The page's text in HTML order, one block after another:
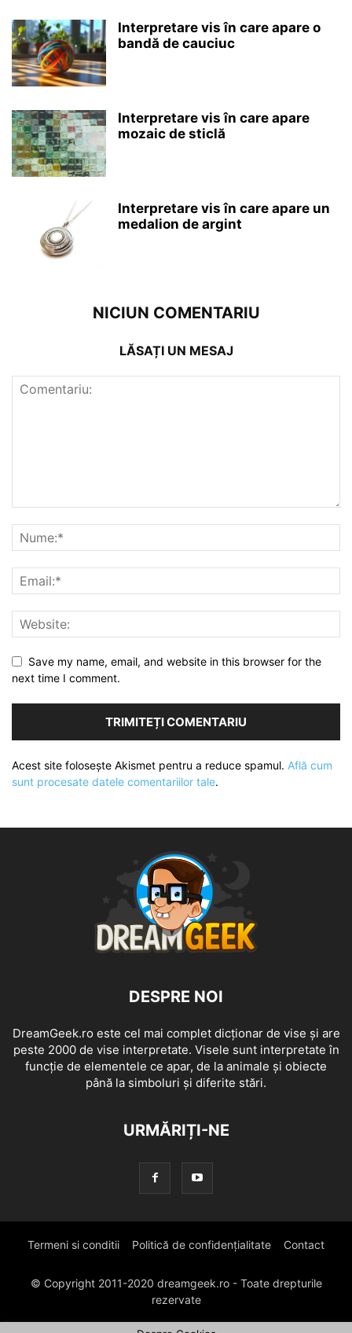
Interpretare vis în care apare o
bandă de cauciuc
Interpretare vis în care apare
mozaic de sticlă
Interpretare vis în care apare un
medalion de argint
NICIUN COMENTARIU
LĂSAȚI UN MESAJ
Save my name, email, and website in this browser for the
next time I comment.
Acest site folosește Akismet pentru a reduce spamul. Află cum
sunt procesate datele comentariilor tale.
DESPRE NOI
DreamGeek.ro este cel mai complet dicționar de vise și are
peste 2000 de vise interpretate. Visele sunt interpretate în
funcție de elementele ce apar, de la animale și obiecte
până la simboluri și diferite stări.
URMĂRIȚI-NE
Termeni si conditii Politică de confidențialitate Contact
© Copyright 2011-2020 dreamgeek.ro - Toate drepturile
rezervate